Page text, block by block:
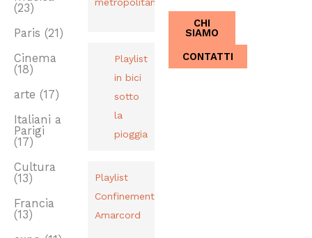
CHI
SIAMO
CONTATTI
Playlist
in bici
sotto
la
pioggia
Playlist
Confinement
Amarcord
(23)
Paris(21)
Cinema
(18)
arte(17)
Italiani a
Parigi
(17)
Cultura
(13)
Francia
(13)